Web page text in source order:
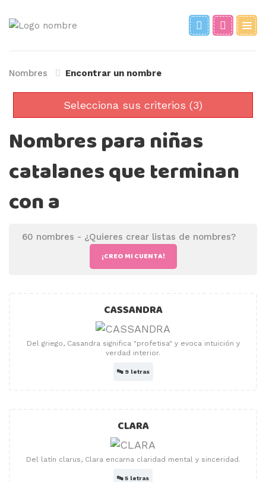
Nombres Encontrar un nombre
Selecciona sus criterios (3)
Nombres para niñas
catalanes que terminan
con a
60 nombres - ¿Quieres crear listas de nombres?
¡CREO MI CUENTA!
CASSANDRA
Del griego, Casandra significa "profetisa" y evoca intuición y
verdad interior.
🔤 9 letras
CLARA
Del latín clarus, Clara encarna claridad mental y sinceridad.
🔤5 letras